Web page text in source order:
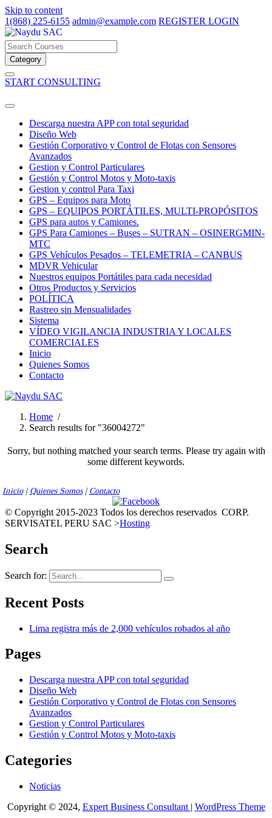
Skip to content
1(868) 225-6155 admin@example.com REGISTER LOGIN
Category
START CONSULTING
Descarga nuestra APP con total seguridad
Diseño Web
Gestión Corporativo y Control de Flotas con Sensores
Avanzados
Gestion y Control Particulares
Gestión y Control Motos y Moto-taxis
Gestion y control Para Taxi
GPS – Equipos para Moto
GPS – EQUIPOS PORTÁTILES, MULTI-PROPÓSITOS
GPS para autos y Camiones.
GPS Para Camiones – Buses – SUTRAN – OSINERGMIN-
MTC
GPS Vehículos Pesados – TELEMETRIA – CANBUS
MDVR Vehicular
Nuestros equipos Portátiles para cada necesidad
Otros Productos y Servicios
POLÍTICA
Rastreo sin Mensualidades
Sistema
VÍDEO VIGILANCIA INDUSTRIA Y LOCALES
COMERCIALES
Inicio
Quienes Somos
Contacto
Home /
Search results for "36004272"
Sorry, but nothing matched your search terms. Please try again with
some different keywords.
Inicio|Quienes Somos|Contacto
© Copyright 2015-2023 Todos los derechos reservados CORP.
SERVISATEL PERU SAC >Hosting
Search
Search for:
Recent Posts
Lima registra más de 2,000 vehículos robados al año
Pages
Descarga nuestra APP con total seguridad
Diseño Web
Gestión Corporativo y Control de Flotas con Sensores
Avanzados
Gestion y Control Particulares
Gestión y Control Motos y Moto-taxis
Categories
Noticias
Copyright © 2024, Expert Business Consultant | WordPress Theme